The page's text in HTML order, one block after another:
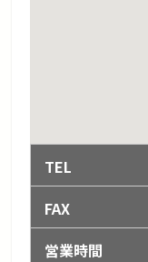
TEL
FAX
営業時間